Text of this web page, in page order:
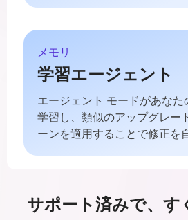
メモリ
学習エージェント
エージェント モードがあなた
学習し、類似のアップグレー
ーンを適用することで修正を
サポート済みで、す